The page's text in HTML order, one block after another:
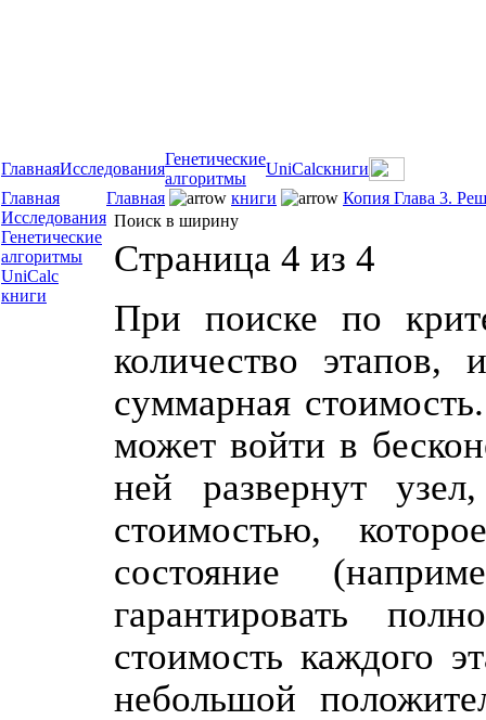
ГлавнаяИсследования
Генетические
алгоритмы
UniCalcкниги
Главная
Исследования
Генетические
алгоритмы
UniCalc
книги
Главная книги
Копия Глава 3.
Поиск в ширину
Страница 4 из 4
При поиске по
количество
суммарная
может войти в
ней развернут
стоимостью,
состояние
гарантировать
стоимость каждого
небольшой